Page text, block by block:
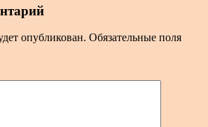
опубликован. Обязательные поля